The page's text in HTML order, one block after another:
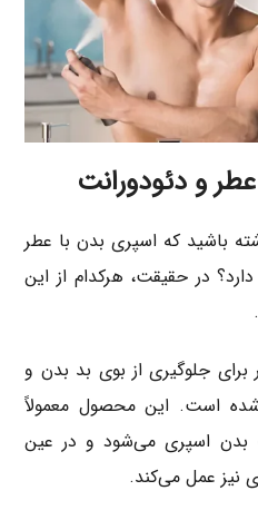
و دئودورانت
باشید که اسپری بدن با عطر
در حقیقت، هرکدام از این
جلوگیری از بوی بد بدن و
است. این محصول معمولاً
بدن اسپری می‌شود و در عین
نیز عمل می‌کند.